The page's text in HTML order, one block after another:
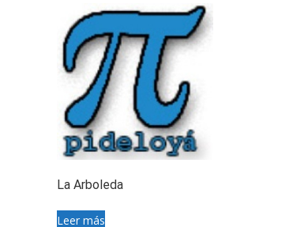
La Arboleda
Leer más